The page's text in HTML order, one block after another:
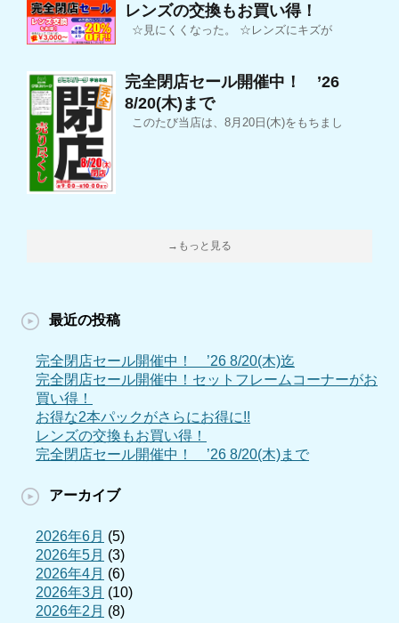
レンズの交換もお買い得！
☆見にくくなった。 ☆レンズにキズが
完全閉店セール開催中！ ’26
8/20(木)まで
このたび当店は、8月20日(木)をもちまし
→もっと見る
最近の投稿
完全閉店セール開催中！ ’26 8/20(木)迄
完全閉店セール開催中！セットフレームコーナーがお
買い得！
お得な2本パックがさらにお得に!!
レンズの交換もお買い得！
完全閉店セール開催中！ ’26 8/20(木)まで
アーカイブ
2026年6月 (5)
2026年5月 (3)
2026年4月 (6)
2026年3月 (10)
2026年2月 (8)